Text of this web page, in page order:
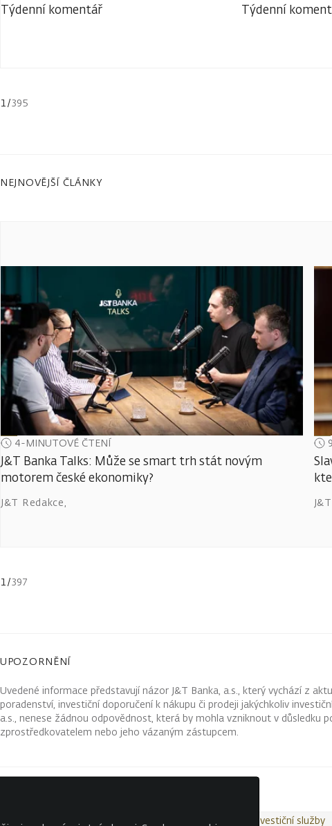
Týdenní komentář Týdenní
1 /395
NEJNOVĚJŠÍ ČLÁNKY
4-MINUTOVÉ ČTENÍ
J&T Banka Talks: Může se smart trh stát novým
motorem české ekonomiky?
J&T Redakce,
1/397
UPOZORNĚNÍ
Uvedené informace představují názor J&T Banka, a.s., který vychází z
poradenství, investiční doporučení k nákupu či prodeji jakýchkoliv
a.s., nenese žádnou odpovědnost, která by mohla vzniknout v
zprostředkovatelem nebo jeho vázaným zástupcem.
Kontakty Wealth Report Investiční služby